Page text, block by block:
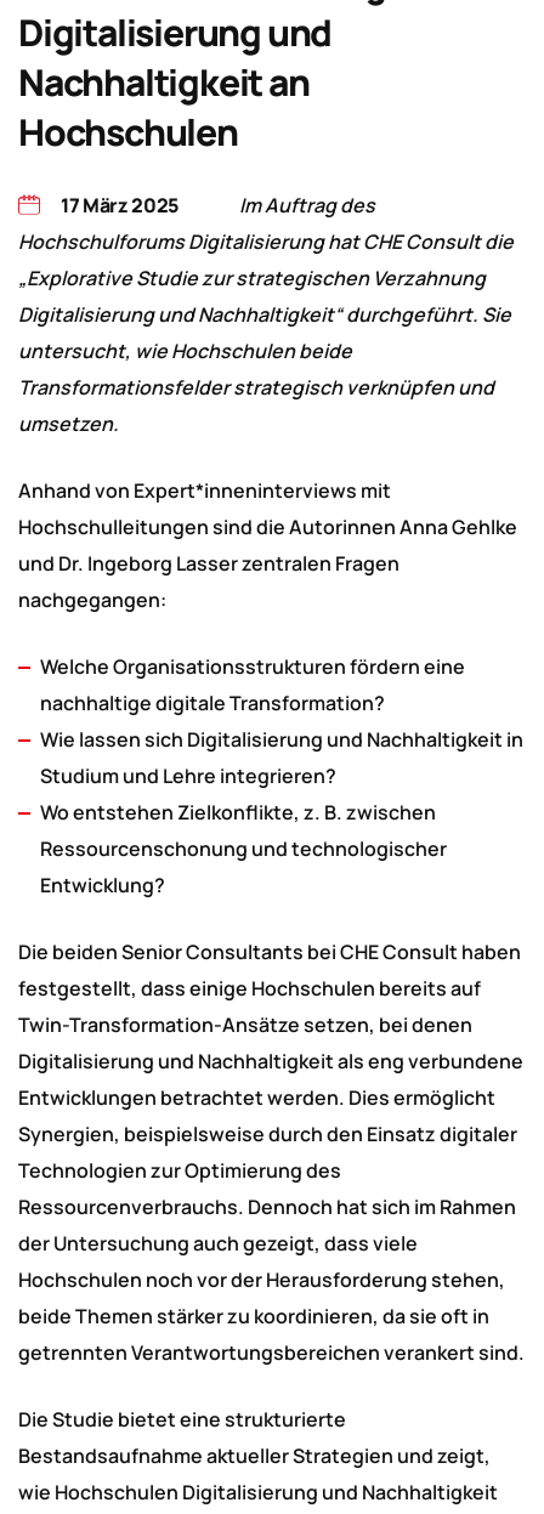
Digitalisierung und
Nachhaltigkeit an
Hochschulen
17 März 2025
Im Auftrag des
Hochschulforums Digitalisierung hat CHE Consult die
„Explorative Studie zur strategischen Verzahnung
Digitalisierung und Nachhaltigkeit“ durchgeführt. Sie
untersucht, wie Hochschulen beide
Transformationsfelder strategisch verknüpfen und
umsetzen.
Anhand von Expert*inneninterviews mit
Hochschulleitungen sind die Autorinnen Anna Gehlke
und Dr. Ingeborg Lasser zentralen Fragen
nachgegangen:
Welche Organisationsstrukturen fördern eine
nachhaltige digitale Transformation?
Wie lassen sich Digitalisierung und Nachhaltigkeit in
Studium und Lehre integrieren?
Wo entstehen Zielkonflikte, z. B. zwischen
Ressourcenschonung und technologischer
Entwicklung?
Die beiden Senior Consultants bei CHE Consult haben
festgestellt, dass einige Hochschulen bereits auf
Twin-Transformation-Ansätze setzen, bei denen
Digitalisierung und Nachhaltigkeit als eng verbundene
Entwicklungen betrachtet werden. Dies ermöglicht
Synergien, beispielsweise durch den Einsatz digitaler
Technologien zur Optimierung des
Ressourcenverbrauchs. Dennoch hat sich im Rahmen
der Untersuchung auch gezeigt, dass viele
Hochschulen noch vor der Herausforderung stehen,
beide Themen stärker zu koordinieren, da sie oft in
getrennten Verantwortungsbereichen verankert sind.
Die Studie bietet eine strukturierte
Bestandsaufnahme aktueller Strategien und zeigt,
wie Hochschulen Digitalisierung und Nachhaltigkeit